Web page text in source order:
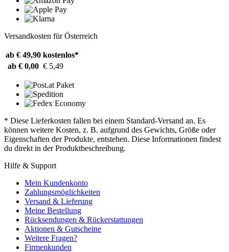
Versandkosten für Österreich
ab € 49,90 kostenlos*
ab € 0,00 € 5,49
* Diese Lieferkosten fallen bei einem Standard-Versand an. Es
können weitere Kosten, z. B. aufgrund des Gewichts, Größe oder
Eigenschaften der Produkte, entstehen. Diese Informationen findest
du direkt in der Produktbeschreibung.
Hilfe & Support
Mein Kundenkonto
Zahlungsmöglichkeiten
Versand & Lieferung
Meine Bestellung
Rücksendungen & Rückerstattungen
Aktionen & Gutscheine
Weitere Fragen?
Firmenkunden